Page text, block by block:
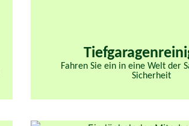
Fahren Sie ein in eine Welt der
Sicherheit